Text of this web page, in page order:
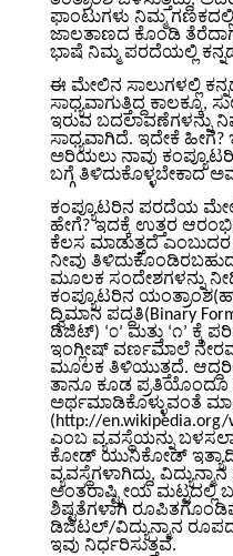
ಫಾಂಟುಗಳು ನಿಮ್ಮ
ಜಾಲತಾಣದ ಕೊಂಡಿ
ಭಾಷೆ ನಿಮ್ಮ ಪರದೆಯಲ್ಲಿ
ಈ ಮೇಲಿನ ಸಾಲುಗಳಲ್ಲಿ
ಸಾಧ್ಯವಾಗುತ್ತಿದ್ದ ಕಾಲಕ್ಕೂ,
ಇರುವ ಬದಲಾವಣೆಗಳನ್ನು
ಸಾಧ್ಯವಾಗಿದೆ. ಇದೇಕೆ ಹೀಗೆ?
ಅರಿಯಲು ನಾವು
ಬಗ್ಗೆ ತಿಳಿದುಕೊಳ್ಳಬೇಕಾದ
ಕಂಪ್ಯೂಟರಿನ ಪರದೆಯ
ಹೇಗೆ? ಇದಕ್ಕೆ ಉತ್ತರ
ಕೆಲಸ ಮಾಡುತ್ತದೆ ಎಂಬುದರ
ನೀವು
ಮೂಲಕ ಸಂದೇಶಗಳನ್ನು
ಕಂಪ್ಯೂಟರಿನ
ದ್ವಿಮಾನ ಪದ್ದತಿ(Binary
ಡಿಜಿಟ್‌) ‘೦’ ಮತ್ತು ‘೧’ ಕ್ಕೆ
ಇಂಗ್ಲೀಷ್ ವರ್ಣಮಾಲೆ
ಮೂಲಕ ತಿಳಿಯುತ್ತದೆ.
ತಾನೂ ಕೂಡ ಪ್ರತಿಯೊಂದೂ
ಅರ್ಥಮಾಡಿಕೊಳ್ಳುವಂತೆ
(http://en.wikipedia.org/
ಎಂಬ ವ್ಯವಸ್ಥೆಯನ್ನು
ಕೋಡ್ ಯುನಿಕೋಡ್
ವ್ಯವಸ್ಥೆಗಳಾಗಿದ್ದು,
ಅಂತರಾಷ್ಟ್ರೀಯ ಮಟ್ಟದಲ್ಲಿ
ಶಿಷ್ಟತೆಗಳಾಗಿ
ಡಿಜಿಟಲ್/ವಿದ್ಯುನ್ಮಾನ
ಇವು ನಿರ್ಧರಿಸುತ್ತವೆ.